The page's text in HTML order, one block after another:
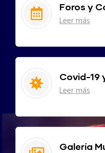
Foros y
Leer más
Covid-19
Leer más
Galería